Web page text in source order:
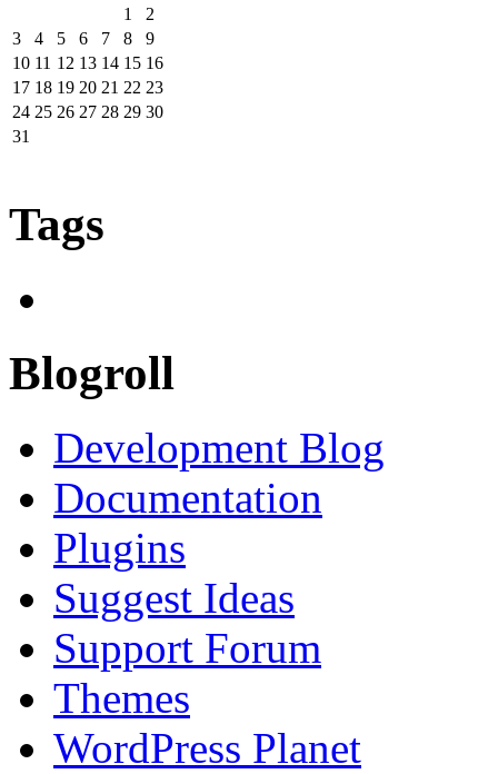
1
2
3
4 5 6 7 8
9
10 11 12 13 14 15 16
17 18 19 20 21 22 23
24 25 26 27 28 29 30
31
Tags
Blogroll
Development Blog
Documentation
Plugins
Suggest Ideas
Support Forum
Themes
WordPress Planet